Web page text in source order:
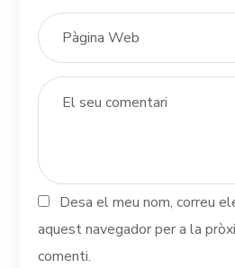
Desa el meu nom, correu
aquest navegador per a la
comenti.